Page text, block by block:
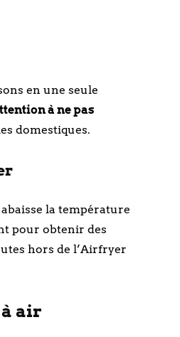
en une seule
à ne pas
domestiques.
la température
pour obtenir des
hors de l’Airfryer
air